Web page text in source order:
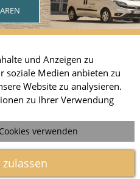
und Anzeigen zu
soziale Medien anbieten zu
Website zu analysieren.
zu Ihrer Verwendung
Partner führen diese
weiteren Daten
haben oder die sie im
gesammelt haben. Sofern
verwenden